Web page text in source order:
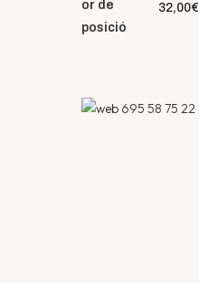
32,00€
695 58 75 22